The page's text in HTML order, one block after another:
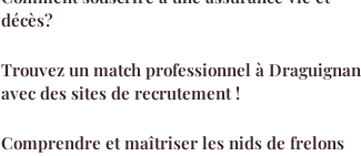
décès?
Trouvez un match professionnel à Draguignan
avec des sites de recrutement !
Comprendre et maîtriser les nids de frelons